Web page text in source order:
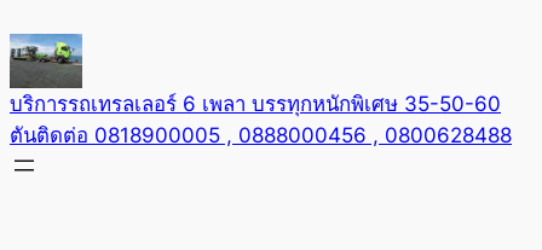
to
content
บริการรถเทรลเลอร์ 6 เพลา บรรทุกหนักพิเศษ 35-50-60
ตันติดต่อ 0818900005 , 0888000456 , 0800628488